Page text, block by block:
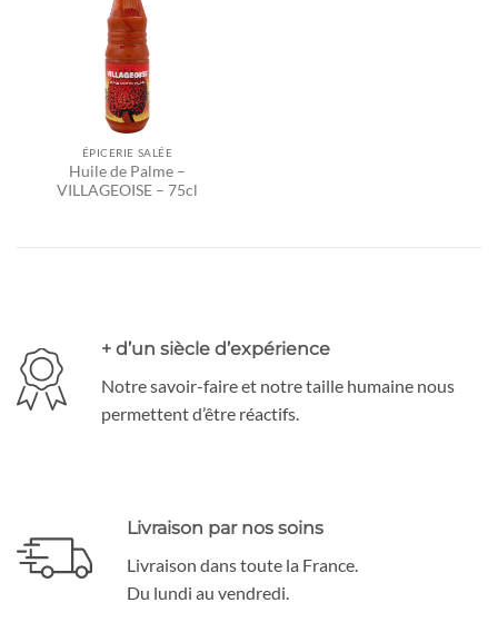
ÉPICERIE SALÉE
Huile de Palme –
VILLAGEOISE – 75cl
+ d’un siècle d’expérience
Notre savoir-faire et notre taille humaine nous
permettent d’être réactifs.
Livraison par nos soins
Livraison dans toute la France.
Du lundi au vendredi.